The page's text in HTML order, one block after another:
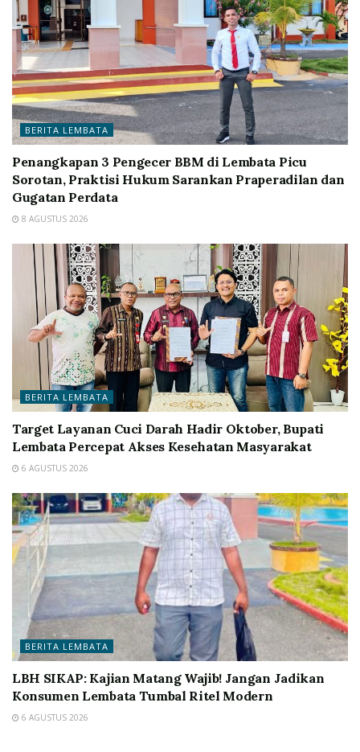
BERITA LEMBATA
Penangkapan 3 Pengecer BBM di Lembata Picu
Sorotan, Praktisi Hukum Sarankan Praperadilan dan
Gugatan Perdata
8 AGUSTUS 2026
BERITA LEMBATA
Target Layanan Cuci Darah Hadir Oktober, Bupati
Lembata Percepat Akses Kesehatan Masyarakat
6 AGUSTUS 2026
BERITA LEMBATA
LBH SIKAP: Kajian Matang Wajib! Jangan Jadikan
Konsumen Lembata Tumbal Ritel Modern
6 AGUSTUS 2026